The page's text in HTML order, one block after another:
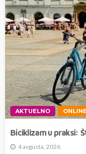
AKTUELNO
Biciklizam u praksi:
4 avgusta, 2026